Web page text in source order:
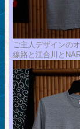
ご主人デザインの
線路と江合川と